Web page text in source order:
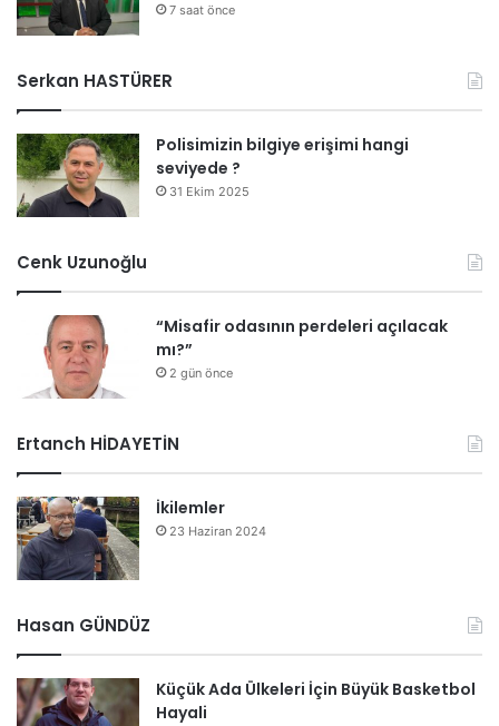
7 saat önce
Serkan HASTÜRER
Polisimizin bilgiye erişimi hangi
seviyede ?
31 Ekim 2025
Cenk Uzunoğlu
“Misafir odasının perdeleri açılacak
mı?”
2 gün önce
Ertanch HİDAYETİN
İkilemler
23 Haziran 2024
Hasan GÜNDÜZ
Küçük Ada Ülkeleri İçin Büyük Basketbol
Hayali